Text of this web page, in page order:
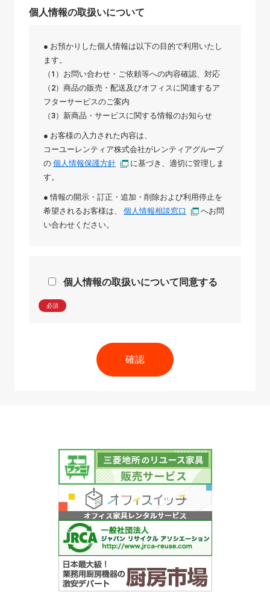
個人情報の取扱いについて
● お預かりした個人情報は以下の目的で利用いたし
ます。
（1）お問い合わせ・ご依頼等への内容確認、対応
（2）商品の販売・配送及びオフィスに関連するア
フターサービスのご案内
（3）新商品・サービスに関する情報のお知らせ
● お客様の入力された内容は、
コーユーレンティア株式会社がレンティアグループ
の 個人情報保護方針
に基づき、適切に管理しま
す。
● 情報の開示・訂正・追加・削除および利用停止を
希望されるお客様は、 個人情報相談窓口
へお問
い合わせください。
個人情報の取扱いについて同意する
必須